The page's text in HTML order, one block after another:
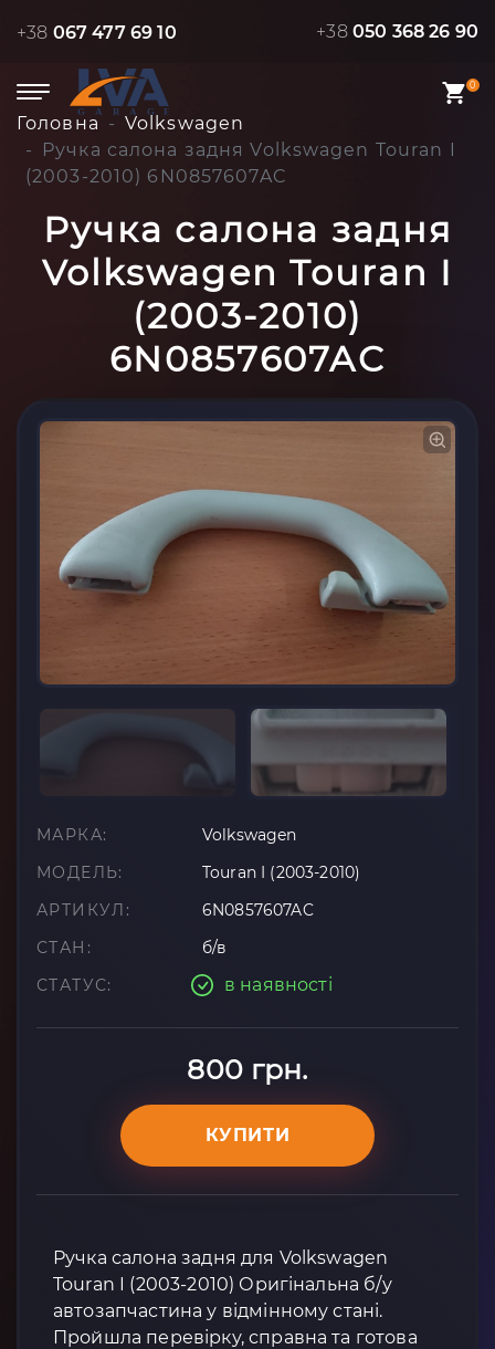
+38 067 477 69 10 +38 050 368 26 90
0
Головна
Volkswagen
Ручка салона задня Volkswagen Touran I
(2003-2010) 6N0857607AC
Ручка салона задня
Volkswagen Touran I
(2003-2010)
6N0857607AC
МАРКА:
Volkswagen
МОДЕЛЬ:
Touran I (2003-2010)
АРТИКУЛ:
6N0857607AC
СТАН:
б/в
СТАТУС:
в наявності
800 грн.
КУПИТИ
Ручка салона задня для Volkswagen
Touran I (2003-2010) Оригінальна б/у
автозапчастина у відмінному стані.
Пройшла перевірку, справна та готова